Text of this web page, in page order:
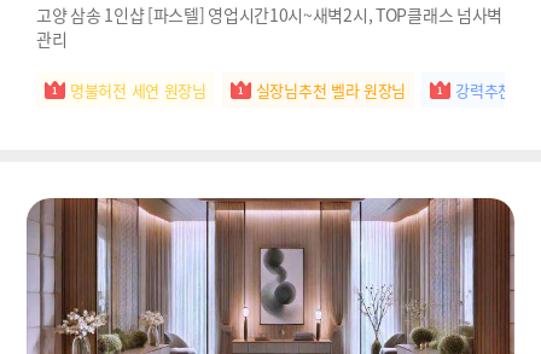
고양 삼송 1인샵 [파스텔] 영업시간10시~새벽2시, TOP클래스 넘사벽
관리
명불허전 세연 원장님 실장님추천 벨라 원장님 강력추천 새